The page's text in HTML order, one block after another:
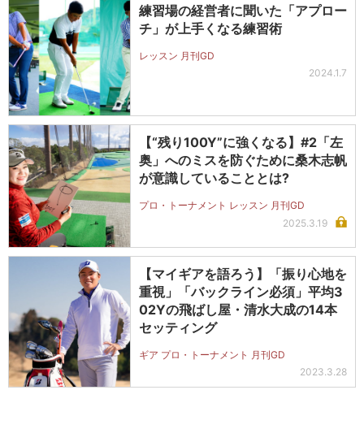
練習場の経営者に聞いた「アプロー
チ」が上手くなる練習術
レッスン 月刊GD
2024.1.7
【“残り100Y”に強くなる】#2「左
奥」へのミスを防ぐために桑木志帆
が意識していることとは?
プロ・トーナメント レッスン 月刊GD
2025.3.19
【マイギアを語ろう】「振り心地を
重視」「バックライン必須」平均3
02Yの飛ばし屋・清水大成の14本
セッティング
ギア プロ・トーナメント 月刊GD
2023.3.28